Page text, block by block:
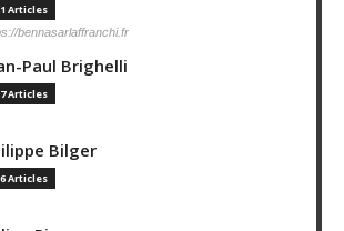
Articles
bennasarlaffranchi.fr
Paul Brighelli
Articles
Bilger
Articles